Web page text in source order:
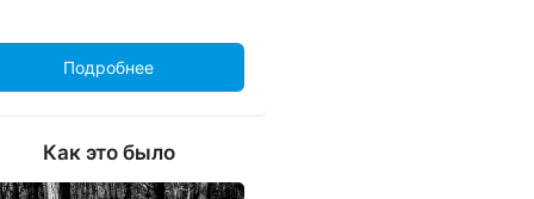
Подробнее
Как это было